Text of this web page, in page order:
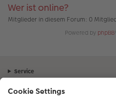
Wer ist online?
Mitglieder in diesem Forum: 0
Powered by phpBB
Service